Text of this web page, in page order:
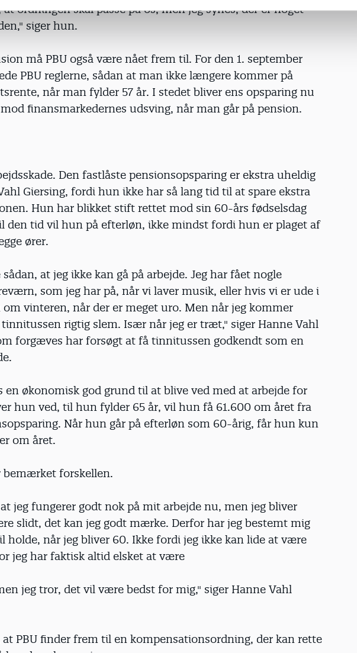
ordningen skal passe på os, men jeg synes, der er noget
siger hun.
må PBU også være nået frem til. For den 1. september
PBU reglerne, sådan at man ikke længere kommer på
når man fylder 57 år. I stedet bliver ens opsparing nu
finansmarkedernes udsving, når man går på pension.
Den fastlåste pensionsopsparing er ekstra uheldig
Giersing, fordi hun ikke har så lang tid til at spare ekstra
Hun har blikket stift rettet mod sin 60-års fødselsdag
den tid vil hun på efterløn, ikke mindst fordi hun er plaget af
ører.
sådan, at jeg ikke kan gå på arbejde. Jeg har fået nogle
som jeg har på, når vi laver musik, eller hvis vi er ude i
om vinteren, når der er meget uro. Men når jeg kommer
tinnitussen rigtig slem. Især når jeg er træt," siger Hanne Vahl
forgæves har forsøgt at få tinnitussen godkendt som en
en økonomisk god grund til at blive ved med at arbejde for
hun ved, til hun fylder 65 år, vil hun få 61.600 om året fra
Når hun går på efterløn som 60-årig, får hun kun
om året.
bemærket forskellen.
at jeg fungerer godt nok på mit arbejde nu, men jeg bliver
slidt, det kan jeg godt mærke. Derfor har jeg bestemt mig
holde, når jeg bliver 60. Ikke fordi jeg ikke kan lide at være
jeg har faktisk altid elsket at være
jeg tror, det vil være bedst for mig," siger Hanne Vahl
at PBU finder frem til en kompensationsordning, der kan rette